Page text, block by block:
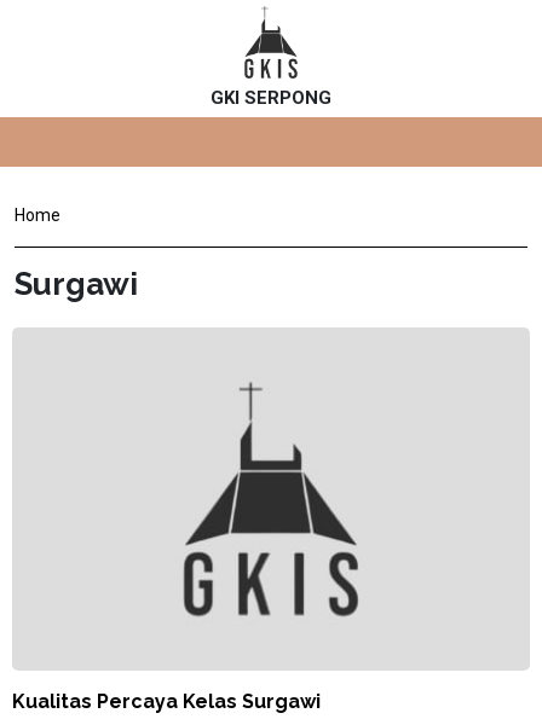
GKI SERPONG
Home
Surgawi
Kualitas Percaya Kelas Surgawi